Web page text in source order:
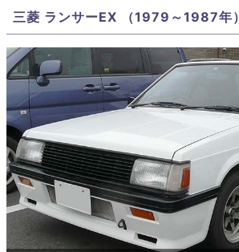
三菱 ランサーEX （1979～1987年）